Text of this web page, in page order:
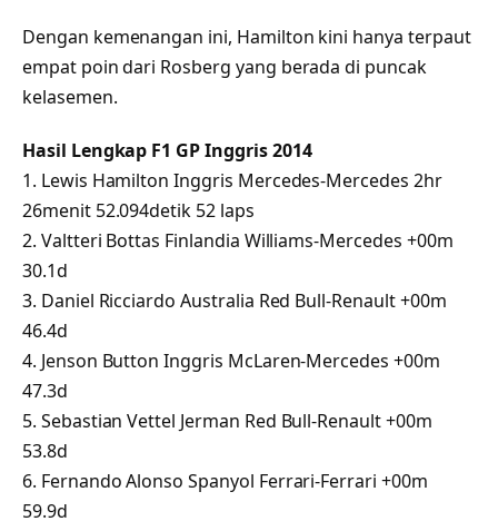
Dengan kemenangan ini, Hamilton kini hanya terpaut
empat poin dari Rosberg yang berada di puncak
kelasemen.
Hasil Lengkap F1 GP Inggris 2014
1. Lewis Hamilton Inggris Mercedes-Mercedes 2hr
26menit 52.094detik 52 laps
2. Valtteri Bottas Finlandia Williams-Mercedes +00m
30.1d
3. Daniel Ricciardo Australia Red Bull-Renault +00m
46.4d
4. Jenson Button Inggris McLaren-Mercedes +00m
47.3d
5. Sebastian Vettel Jerman Red Bull-Renault +00m
53.8d
6. Fernando Alonso Spanyol Ferrari-Ferrari +00m
59.9d